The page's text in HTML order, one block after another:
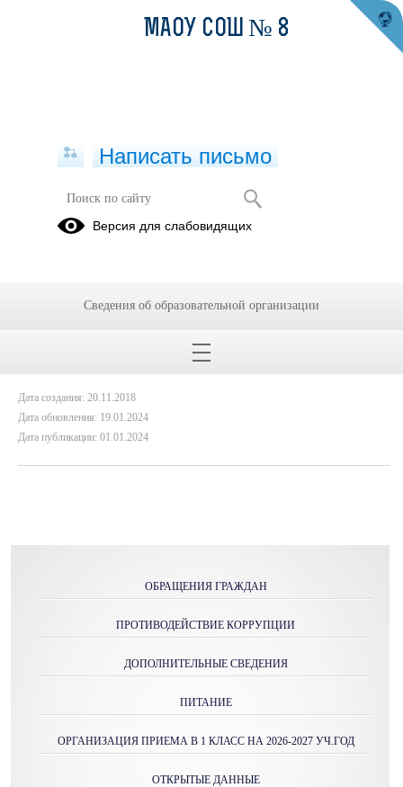
Схема организации и проведения
итогового сочинения для
Дата создания: 20.11.2018
Дата обновления: 19.01.2024
Дата публикации: 01.01.2024
ОБРАЩЕНИЯ ГРАЖДАН
ПРОТИВОДЕЙСТВИЕ КОРРУПЦИИ
ДОПОЛНИТЕЛЬНЫЕ СВЕДЕНИЯ
ПИТАНИЕ
ОРГАНИЗАЦИЯ ПРИЕМА В 1 КЛАСС НА 2026-2027 УЧ.ГОД
ОТКРЫТЫЕ ДАННЫЕ
МАОУ СОШ № 8
Написать письмо
Версия для слабовидящих
Сведения об образовательной организации